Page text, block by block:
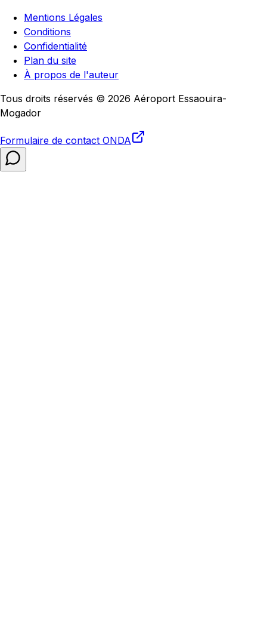
Mentions Légales
Conditions
Confidentialité
Plan du site
À propos de l'auteur
Tous droits réservés © 2026 Aéroport Essaouira-
Mogador
Formulaire de contact ONDA